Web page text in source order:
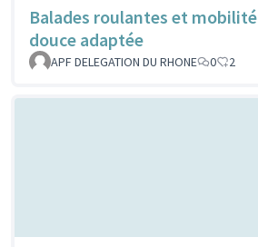
Balades roulantes et mobilité
douce adaptée
APF DELEGATION DU RHONE
0 2